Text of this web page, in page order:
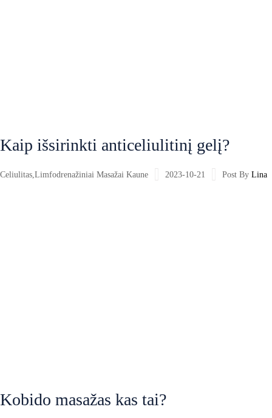
2023-10-21
Celiulitas,Limfodrenažiniai Masažai Kaune Post By Lina
Kaip išsirinkti anticeliulitinį gelį?
Kobido masažas kas tai?